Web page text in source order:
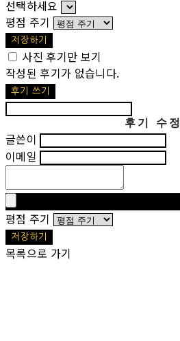
선택하세요
평점 주기
저장하기
사진 후기만 보기
작성된 후기가 없습니다.
후기 쓰기
후기 수정
글쓴이
이메일
평점 주기
저장하기
목록으로 가기